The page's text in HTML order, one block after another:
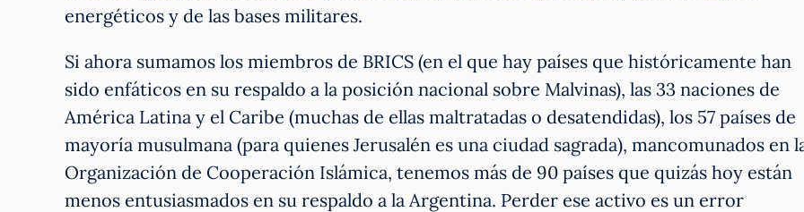
energéticos y de las bases militares.
Si ahora sumamos los miembros de BRICS (en el que hay países que históricamente han
sido enfáticos en su respaldo a la posición nacional sobre Malvinas), las 33 naciones de
América Latina y el Caribe (muchas de ellas maltratadas o desatendidas), los 57 países de
mayoría musulmana (para quienes Jerusalén es una ciudad sagrada), mancomunados en
Organización de Cooperación Islámica, tenemos más de 90 países que quizás hoy están
menos entusiasmados en su respaldo a la Argentina. Perder ese activo es un error